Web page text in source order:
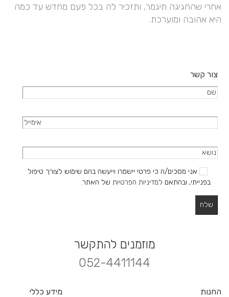
אחרי שהחגיגה תיגמר, ותזכיר לה בכל פעם מחדש עד כמה
היא אהובה ומוערכת.
צור קשר
אני מסכים/ה כי פרטי יישמרו וייעשה בהם שימוש לצורך טיפול
בפנייתי, ובהתאם למדיניות הפרטיות של האתר.
מוזמנים להתקשר
052-4411144
החנות מידע כללי